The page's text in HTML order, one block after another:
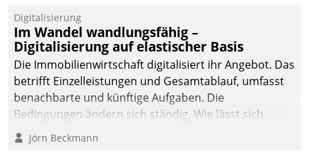
Digitalisierung
Im Wandel wandlungsfähig –
Digitalisierung auf elastischer Basis
Die Immobilienwirtschaft digitalisiert ihr Angebot. Das
betrifft Einzelleistungen und Gesamtablauf, umfasst
benachbarte und künftige Aufgaben. Die
Bedingungen ändern sich ständig. Wie lässt sich
technisch die Kontrolle wahren und zugleich Freiraum
fürs Wachsen öffnen?
Jörn Beckmann